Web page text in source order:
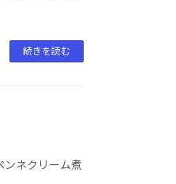
続きを読む
ンネクリーム煮